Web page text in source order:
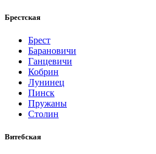
Брестская
Брест
Барановичи
Ганцевичи
Кобрин
Лунинец
Пинск
Пружаны
Столин
Витебская